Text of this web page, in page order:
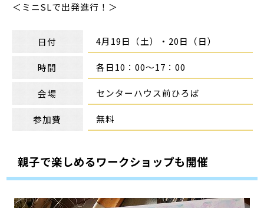
＜ミニSLで出発進行！＞
日付 4月19日（土）・20日（日）
時間 各日10：00～17：00
会場 センターハウス前ひろば
参加費 無料
親子で楽しめるワークショップも開催